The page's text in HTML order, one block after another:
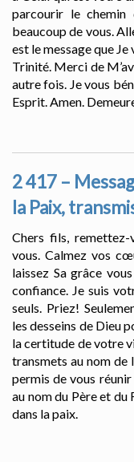
parcourir le chemin
beaucoup de vous.
est le message que
Trinité. Merci de
autre fois. Je vous
Esprit. Amen.
2 417 –
la Paix,
Chers fils,
vous. Calmez vos
laissez Sa grâce
confiance. Je suis
seuls. Priez!
les desseins de Dieu
la certitude de votre
transmets au nom de
permis de vous
au nom du Père et du
dans la paix.